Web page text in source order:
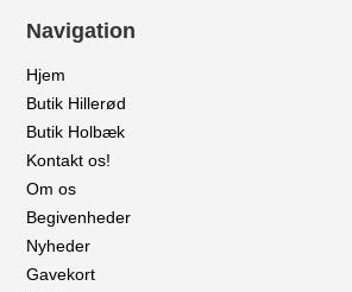
Navigation
Hjem
Butik Hillerød
Butik Holbæk
Kontakt os!
Om os
Begivenheder
Nyheder
Gavekort